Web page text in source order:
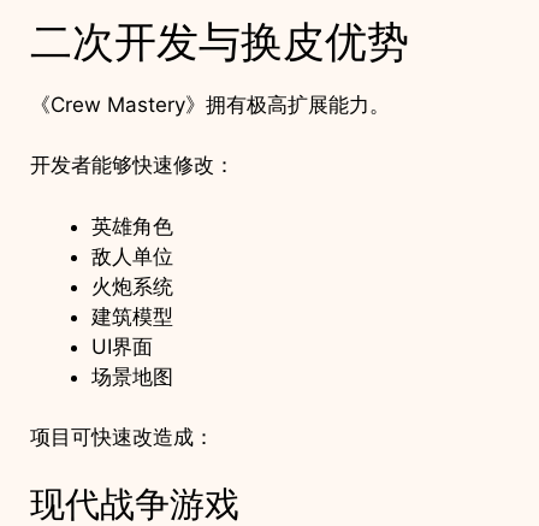
二次开发与换皮优势
《Crew Mastery》拥有极高扩展能力。
开发者能够快速修改：
英雄角色
敌人单位
火炮系统
建筑模型
UI界面
场景地图
项目可快速改造成：
现代战争游戏